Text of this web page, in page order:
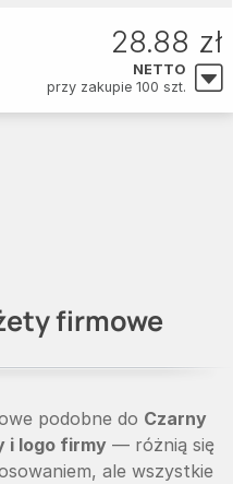
28.88 zł
NETTO
przy zakupie 100 szt.
firmowe
podobne do Czarny
i logo firmy — różnią się
ale wszystkie